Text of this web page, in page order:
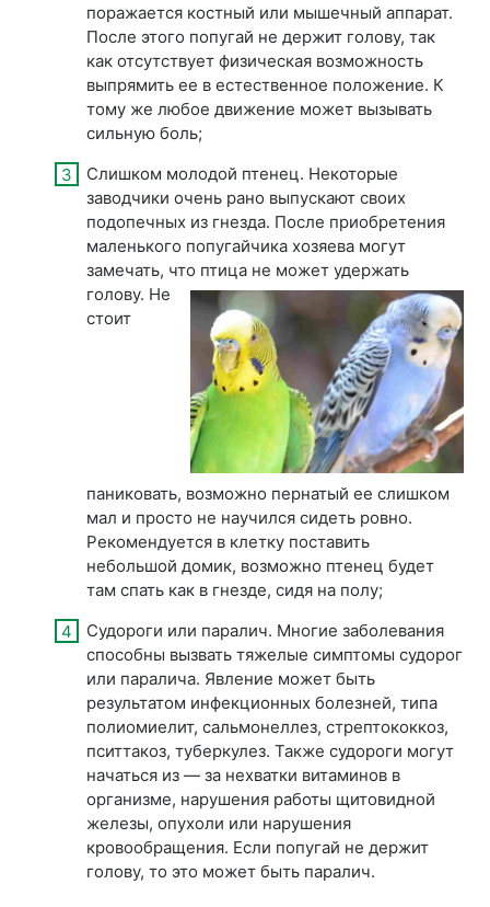
поражается костный или мышечный аппарат.
После этого попугай не держит голову, так
как отсутствует физическая возможность
выпрямить ее в естественное положение. К
тому же любое движение может вызывать
сильную боль;
Слишком молодой птенец. Некоторые
заводчики очень рано выпускают своих
подопечных из гнезда. После приобретения
маленького попугайчика хозяева могут
замечать, что птица не может удержать
голову. Не
стоит
паниковать, возможно пернатый ее слишком
мал и просто не научился сидеть ровно.
Рекомендуется в клетку поставить
небольшой домик, возможно птенец будет
там спать как в гнезде, сидя на полу;
Судороги или паралич. Многие заболевания
способны вызвать тяжелые симптомы судорог
или паралича. Явление может быть
результатом инфекционных болезней, типа
полиомиелит, сальмонеллез, стрептококкоз,
пситтакоз, туберкулез. Также судороги могут
начаться из — за нехватки витаминов в
организме, нарушения работы щитовидной
железы, опухоли или нарушения
кровообращения. Если попугай не держит
голову, то это может быть паралич.